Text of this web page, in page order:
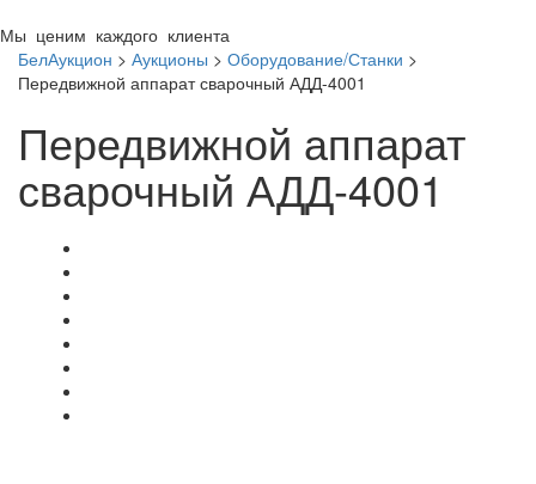
Мы ценим каждого клиента
БелАукцион > Аукционы > Оборудование/Станки >
Передвижной аппарат сварочный АДД-4001
Передвижной аппарат
сварочный АДД-4001